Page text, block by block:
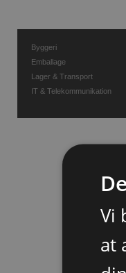
Byggeri
Emballage
Lager & Transport
IT & Telekommunikation
Vi
at